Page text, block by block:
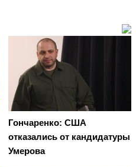
Гончаренко: США
отказались от кандидатуры
Умерова